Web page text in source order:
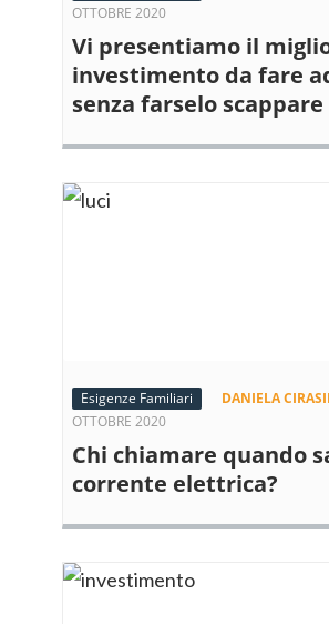
OTTOBRE 2020
Vi presentiamo il
investimento da fare
senza farselo scappare
Esigenze Familiari DANIELA
OTTOBRE 2020
Chi chiamare quando
corrente elettrica?